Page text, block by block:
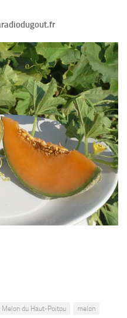
Melon du Haut-Poitou
melon